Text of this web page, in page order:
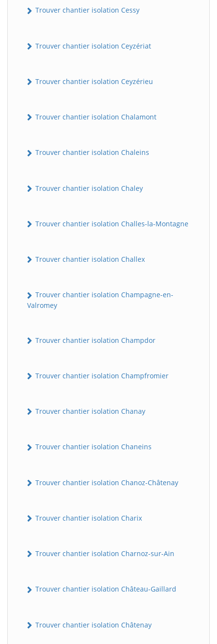
Trouver chantier isolation Cessy
Trouver chantier isolation Ceyzériat
Trouver chantier isolation Ceyzérieu
Trouver chantier isolation Chalamont
Trouver chantier isolation Chaleins
Trouver chantier isolation Chaley
Trouver chantier isolation Challes-la-Montagne
Trouver chantier isolation Challex
Trouver chantier isolation Champagne-en-
Valromey
Trouver chantier isolation Champdor
Trouver chantier isolation Champfromier
Trouver chantier isolation Chanay
Trouver chantier isolation Chaneins
Trouver chantier isolation Chanoz-Châtenay
Trouver chantier isolation Charix
Trouver chantier isolation Charnoz-sur-Ain
Trouver chantier isolation Château-Gaillard
Trouver chantier isolation Châtenay